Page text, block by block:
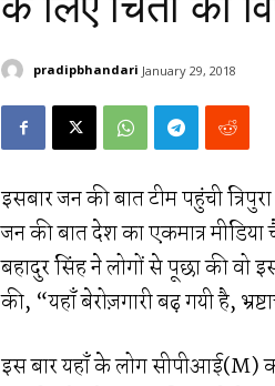
pradipbhandari January 29, 2018
इसबार जन की बात टीम पहुंची
जन की बात देश का एकमात्र मीडिया
बहादुर सिंह ने लोगों से पूछा की वो
की, “यहाँ बेरोज़गारी बढ़ गयी है,
इस बार यहाँ के लोग सीपीआई(M)